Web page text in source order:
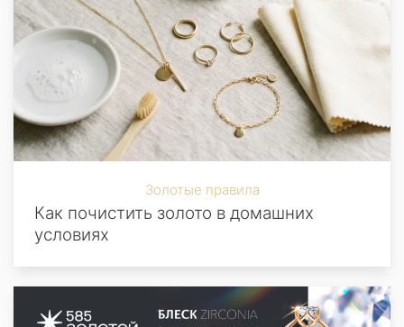
Золотые правила
Как почистить золото в домашних
условиях